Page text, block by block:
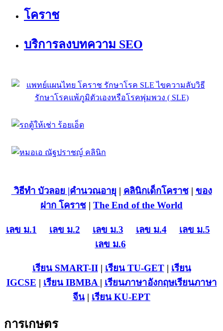
โคราช
บริการลงบทความ SEO
วิธีทำ บัวลอย |คำนวณอายุ | คลินิกเด็กโคราช| ของ
ฝาก โคราช | The End of the World
เลข ม.1 เลข ม.2 เลข ม.3 เลข ม.4
เลข ม.5
เลข ม.6
เรียน SMART-II| เรียน TU-GET| เรียน
IGCSE | เรียน IBMBA | เรียนภาษาอังกฤษเรียนภาษา
จีน | เรียน KU-EPT
การเกษตร